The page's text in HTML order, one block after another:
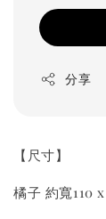
分享
【尺寸】
橘子 約寬110